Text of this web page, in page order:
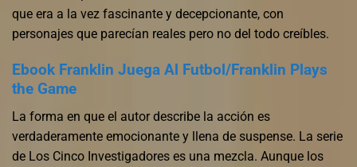
que era a la vez fascinante y decepcionante, con
personajes que parecían reales pero no del todo creíbles.
Ebook Franklin Juega Al Futbol/Franklin Plays
the Game
La forma en que el autor describe la acción es
verdaderamente emocionante y llena de suspense. La serie
de Los Cinco Investigadores es una mezcla. Aunque los